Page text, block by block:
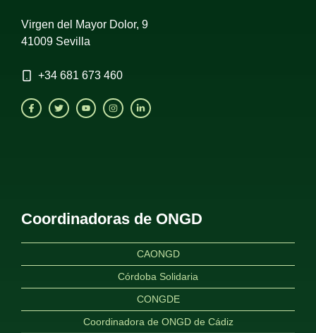
Virgen del Mayor Dolor, 9
41009 Sevilla
+34 681 673 460
Coordinadoras de ONGD
CAONGD
Córdoba Solidaria
CONGDE
Coordinadora de ONGD de Cádiz